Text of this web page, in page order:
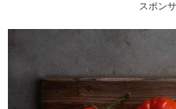
スポン